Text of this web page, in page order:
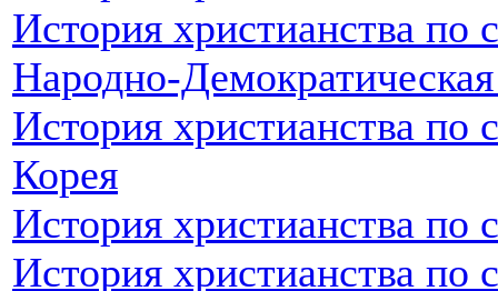
История христианства по
Народно-
История христианства по
Корея
История христианства по
История христианства по